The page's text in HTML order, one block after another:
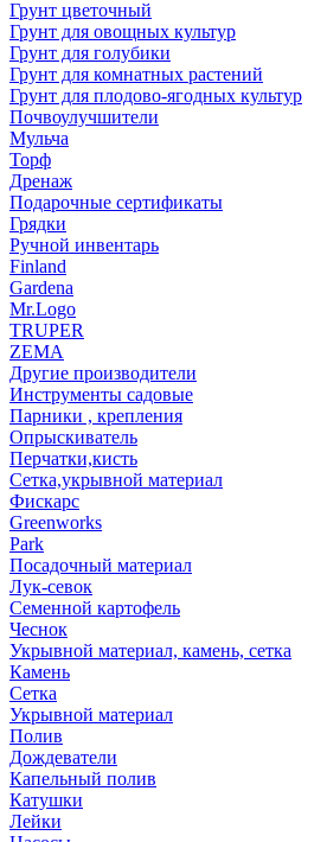
Грунт цветочный
Грунт для овощных культур
Грунт для голубики
Грунт для комнатных растений
Грунт для плодово-ягодных культур
Почвоулучшители
Мульча
Торф
Дренаж
Подарочные сертификаты
Грядки
Ручной инвентарь
Finland
Gardena
Mr.Logo
TRUPER
ZEMA
Другие производители
Инструменты садовые
Парники , крепления
Опрыскиватель
Перчатки,кисть
Сетка,укрывной материал
Фискарс
Greenworks
Park
Посадочный материал
Лук-севок
Семенной картофель
Чеснок
Укрывной материал, камень, сетка
Камень
Сетка
Укрывной материал
Полив
Дождеватели
Капельный полив
Катушки
Лейки